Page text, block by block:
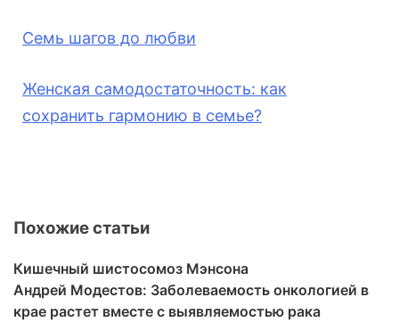
Семь шагов до любви
Женская самодостаточность: как
сохранить гармонию в семье?
Похожие статьи
Кишечный шистосомоз Мэнсона
Андрей Модестов: Заболеваемость онкологией в
крае растет вместе с выявляемостью рака